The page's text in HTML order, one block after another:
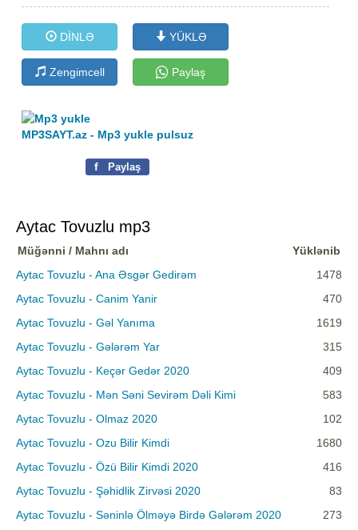
DİNLƏ YÜKLƏ
Zengimcell Paylaş
MP3SAYT.az - Mp3 yukle pulsuz
f Paylaş
Aytac Tovuzlu mp3
Müğənni / Mahnı adı
Yüklənib
Aytac Tovuzlu - Ana Əsgər Gedirəm
1478
Aytac Tovuzlu - Canim Yanir
470
Aytac Tovuzlu - Gəl Yanıma
1619
Aytac Tovuzlu - Gələrəm Yar
315
Aytac Tovuzlu - Keçər Gedər 2020
409
Aytac Tovuzlu - Mən Səni Sevirəm Dəli Kimi
583
Aytac Tovuzlu - Olmaz 2020
102
Aytac Tovuzlu - Ozu Bilir Kimdi
1680
Aytac Tovuzlu - Özü Bilir Kimdi 2020
416
Aytac Tovuzlu - Şəhidlik Zirvəsi 2020
83
Aytac Tovuzlu - Səninlə Ölməyə Birdə Gələrəm 2020
273